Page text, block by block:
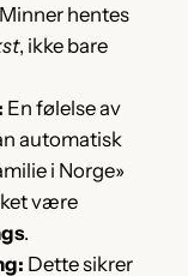
Minner hentes
, ikke bare
En følelse av
automatisk
i Norge»
være
.
Dette sikrer